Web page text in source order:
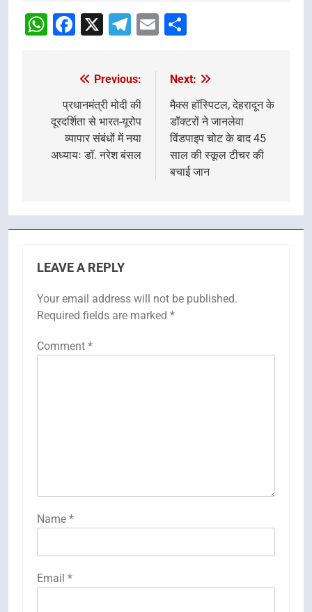
navigation
WhatsApp
Facebook
X Telegram
Email
navigation
Previous:
प्रधानमंत्री मोदी की
दूरदर्शिता से भारत-यूरोप
व्यापार संबंधों में नया
अध्यायः डॉ. नरेश बंसल
Next:
मैक्स हॉस्पिटल, देहरादून के
डॉक्टरों ने जानलेवा
विंडपाइप चोट के बाद 45
साल की स्कूल टीचर की
बचाई जान
LEAVE A REPLY
Your email address will not be published.
Required fields are marked *
Comment *
Name *
Email *